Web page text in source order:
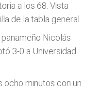
a los 68. Vista
de la tabla general.
Nicolás
3-0 a Universidad
ocho minutos con un